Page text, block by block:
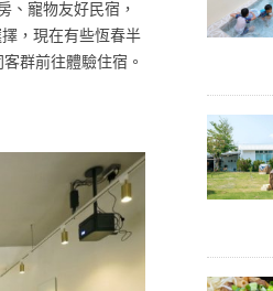
、寵物友好民宿，
，現在有些恆春半
群前往體驗住宿。